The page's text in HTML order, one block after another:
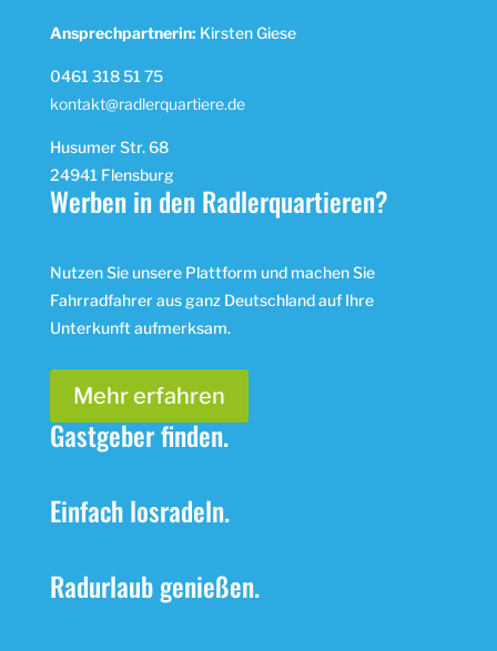
Ansprechpartnerin: Kirsten Giese
0461 318 51 75
kontakt@radlerquartiere.de
Husumer Str. 68
24941 Flensburg
Werben in den Radlerquartieren?
Nutzen Sie unsere Plattform und machen Sie
Fahrradfahrer aus ganz Deutschland auf Ihre
Unterkunft aufmerksam.
Mehr erfahren
Gastgeber finden.
Einfach losradeln.
Radurlaub genießen.